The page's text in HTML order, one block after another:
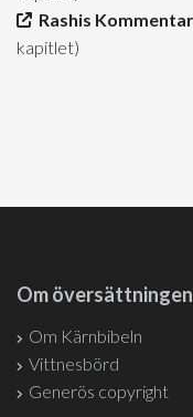
Rashis
kapitlet)
Om översättningen
Om Kärnbibeln
Vittnesbörd
Generös copyright